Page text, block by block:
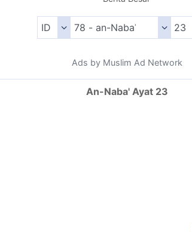
Ads by Muslim Ad Network
An-Naba' Ayat 23